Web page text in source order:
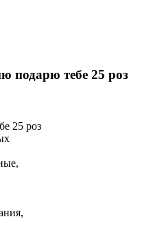
подарю тебе 25 роз
25 роз